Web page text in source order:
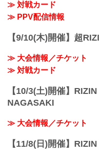
ム
ア
≫ 対戦カード
≫ PPV配信情報
【9/10(木)開催】超
≫ 大会情報／チケット
≫ 対戦カード
【10/3(土)開催】
NAGASAKI
≫ 大会情報／チケット
【11/8(日)開催】